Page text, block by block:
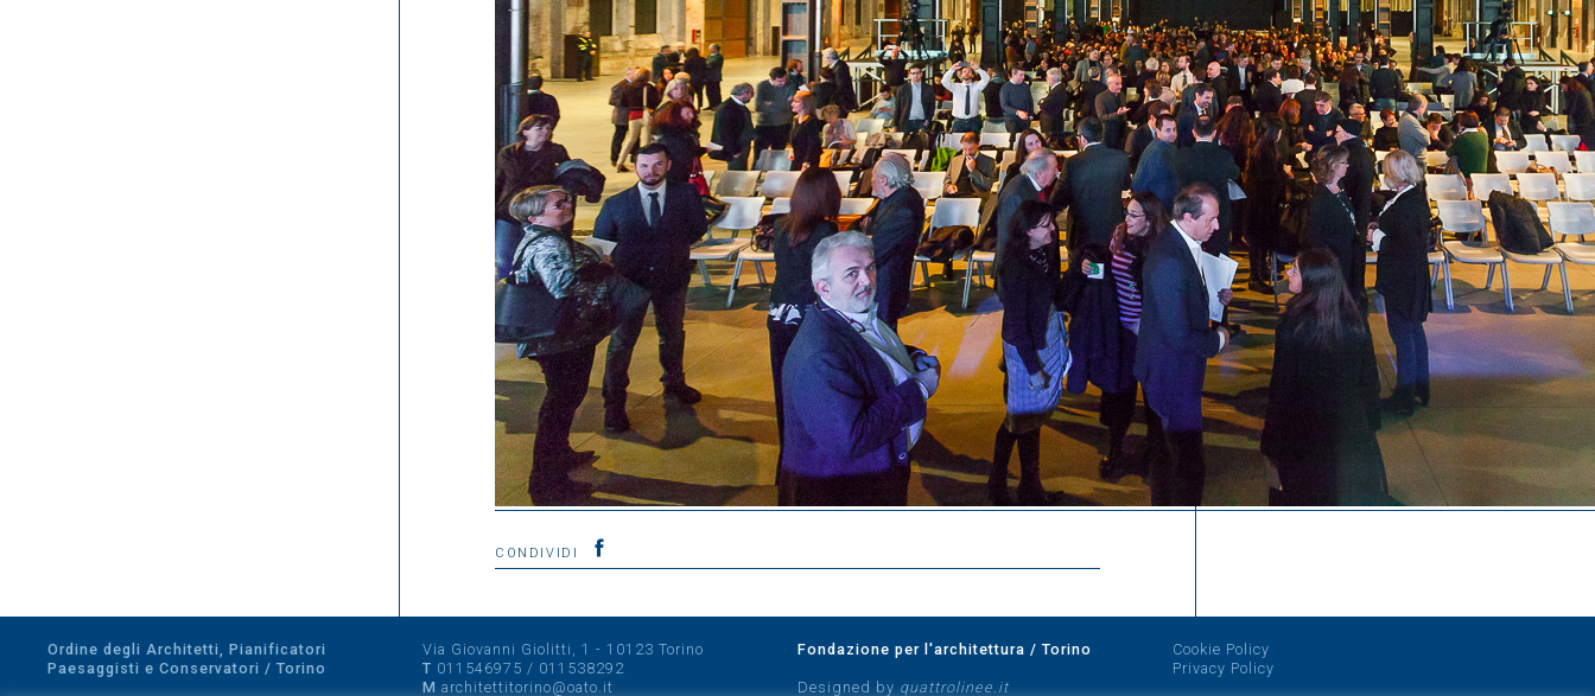
CONDIVIDI
Ordine degli Architetti, Pianificatori
Paesaggisti e Conservatori / Torino
Via Giovanni Giolitti, 1 - 10123 Torino
T 011546975 / 011538292
M architettitorino@oato.it
Fondazione per l'architettura / Torino
Designed by quattrolinee.it
Cookie Policy
Privacy Policy